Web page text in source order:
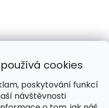
cookies
poskytování funkcí
návštěvnosti